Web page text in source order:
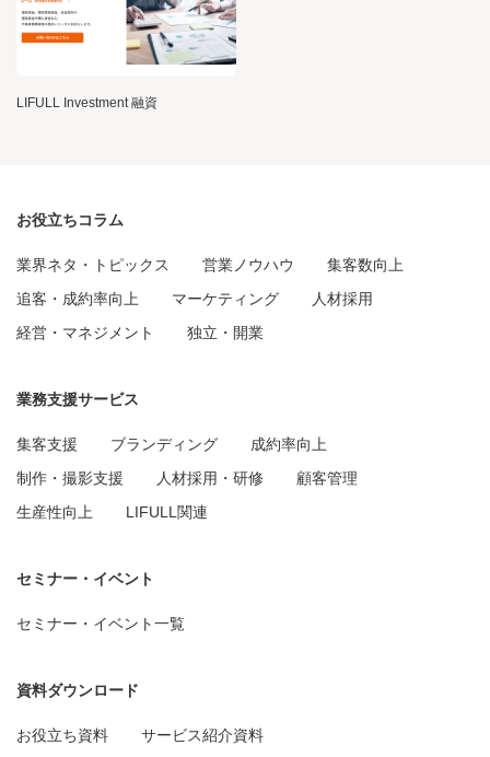
LIFULL Investment 融資
お役立ちコラム
業界ネタ・トピックス 営業ノウハウ
集客数向上
追客・成約率向上
マーケティング
人材採用
経営・マネジメント
独立・開業
業務支援サービス
集客支援 ブランディング
成約率向上
制作・撮影支援
人材採用・研修
顧客管理
生産性向上
LIFULL関連
セミナー・イベント
セミナー・イベント一覧
資料ダウンロード
お役立ち資料 サービス紹介資料